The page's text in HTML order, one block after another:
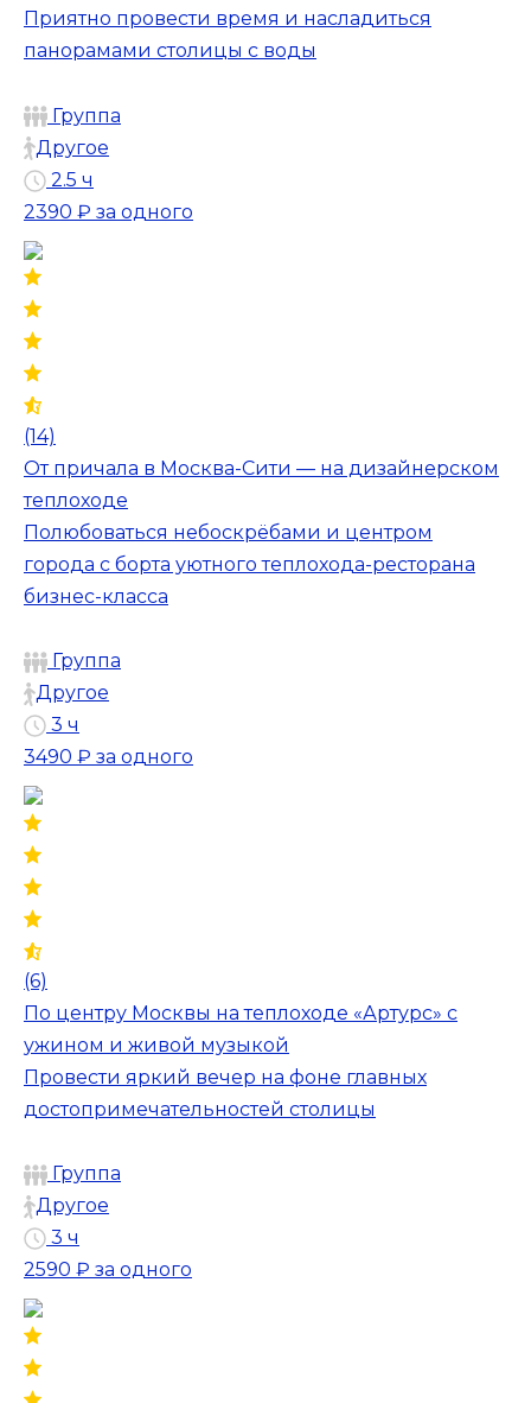
Приятно провести время и насладиться
панорамами столицы с воды
Группа
Другое
2.5 ч
2390 ₽ за одного
(14)
От причала в Москва-Сити — на дизайнерском
теплоходе
Полюбоваться небоскрёбами и центром
города с борта уютного теплохода-ресторана
бизнес-класса
Группа
Другое
3 ч
3490 ₽ за одного
(6)
По центру Москвы на теплоходе «Артурс» с
ужином и живой музыкой
Провести яркий вечер на фоне главных
достопримечательностей столицы
Группа
Другое
3 ч
2590 ₽ за одного